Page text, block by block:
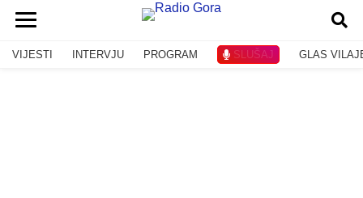
VIJESTI INTERVJU PROGRAM SLUŠAJ GLAS